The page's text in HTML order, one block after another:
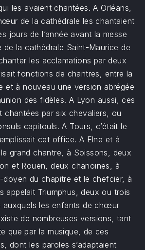
les avaient chantées. A Orléans,
de la cathédrale les chantaient
jours de l’année avant la messe
de la cathédrale Saint-Maurice de
les acclamations par deux
fonctions de chantres, entre la
et à nouveau une version abrégée
des fidèles. A Lyon aussi, ces
chantées par six chevaliers, ou
capitouls. A Tours, c’était le
cet office. A Elne et à
grand chantre, à Soissons, deux
et Rouen, deux chanoines, à
doyen du chapitre et le chefcier, à
appelait Triumphus, deux ou trois
auxquels les enfants de chœur
de nombreuses versions, tant
que par la musique, de ces
dont les paroles s’adaptaient